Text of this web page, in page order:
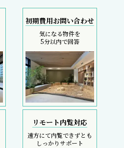
初期費用お問い合わせ
気になる物件を
5分以内で回答
リモート内覧対応
遠方にて内覧できずとも
しっかりサポート